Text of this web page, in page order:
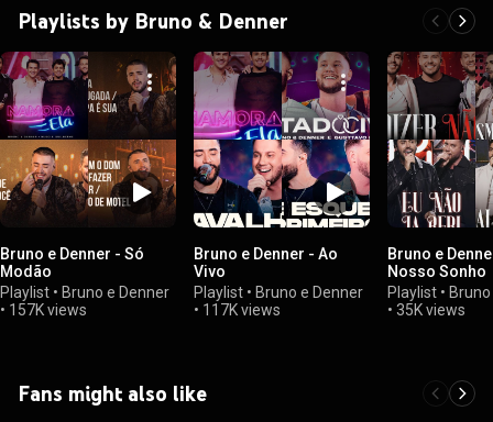
Playlists by Bruno & Denner
Bruno e Denner - Só
Modão
Playlist • Bruno e Denner
• 157K views
Bruno e Denner - Ao
Vivo
Playlist • Bruno e Denner
• 117K views
Bruno e
Nosso Sonho
Playlist •
• 35K views
Fans might also like